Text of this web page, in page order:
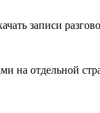
записи